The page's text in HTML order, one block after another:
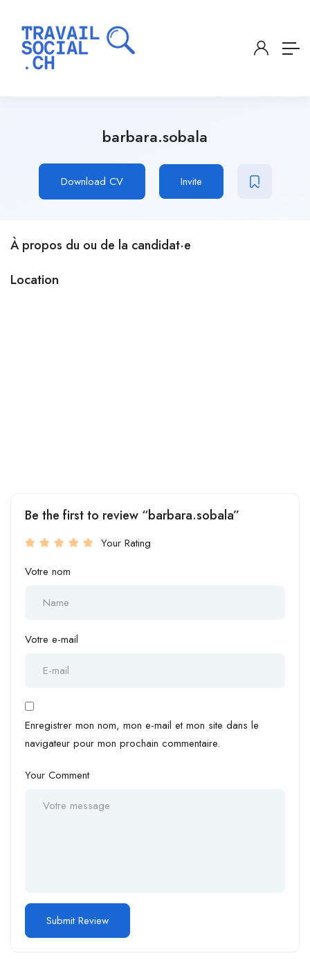
barbara.sobala
Download CV Invite
À propos du ou de la candidat·e
Location
Be the first to review “barbara.sobala”
Your Rating
Votre nom
Votre e-mail
Enregistrer mon nom, mon e-mail et mon site dans le
navigateur pour mon prochain commentaire.
Your Comment